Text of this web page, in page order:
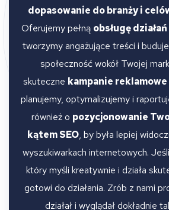
dopasowanie do branży i
Oferujemy pełną obsługę
tworzymy angażujące treści i
społeczność wokół Twojej
skuteczne kampanie
planujemy, optymalizujemy i
również o pozycjonowanie
kątem SEO, by była lepiej
wyszukiwarkach internetowych.
który myśli kreatywnie i działa
gotowi do działania. Zrób z nami
działał i wyglądał dokładnie